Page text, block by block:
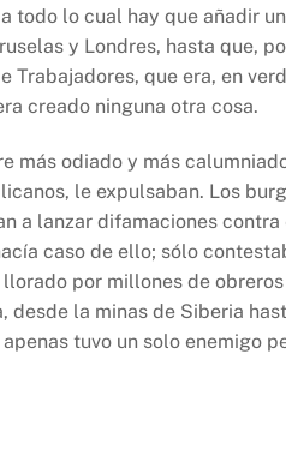
a todo lo cual hay que añadir
y Londres, hasta que,
Trabajadores, que era, en
creado ninguna otra cosa.
más odiado y más
le expulsaban. Los
a lanzar difamaciones
caso de ello; sólo
por millones de
desde la minas de Siberia
tuvo un solo enemigo